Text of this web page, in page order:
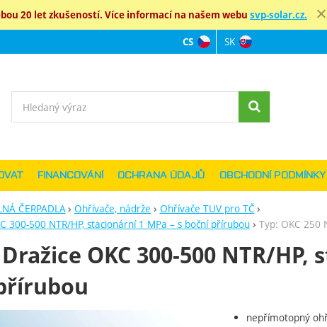
20 let zkušeností. Více informací na našem webu svp-solar.cz.
ČERPADLA Ohřívače, nádrže
Ohřívače TUV pro TČ
300-500 NTR/HP, stacionární 1 MPa – s boční přírubou
Typ: OKC 250
OKC 300-500 NTR/HP,
nepřímotopný
FINANCOVÁNÍ OCHRANA ÚDAJŮ OBCHODNÍ PODMÍNKY
Jazyková verze
CS SK
Vyhledávání